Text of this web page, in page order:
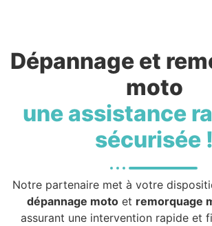
Dépannage et
moto
une assistance
sécurisée !
Notre partenaire met à votre
dépannage motoet remorquage
assurant une intervention rapide et